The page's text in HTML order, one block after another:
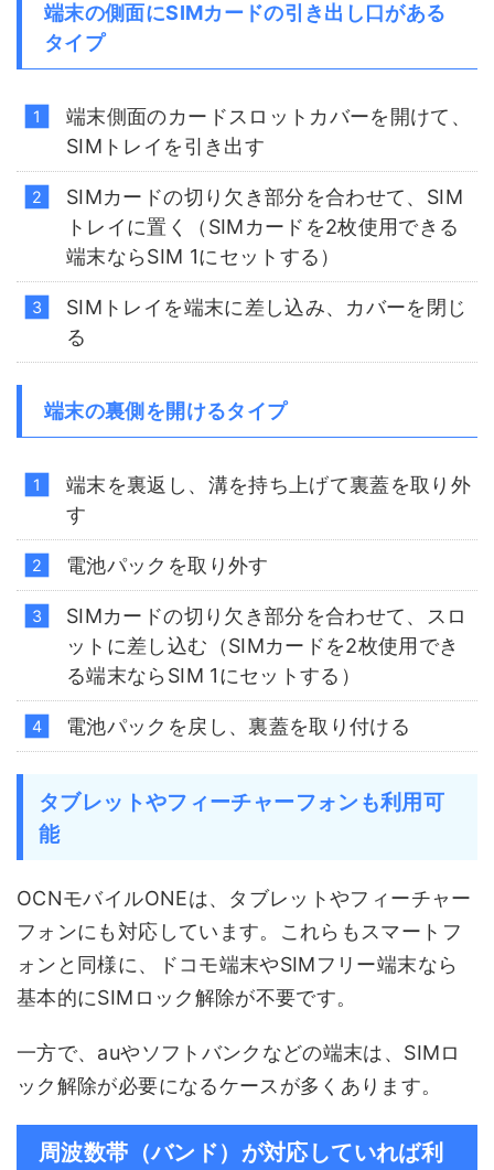
端末の側面にSIMカードの引き出し口がある
タイプ
端末側面のカードスロットカバーを開けて、
SIMトレイを引き出す
SIMカードの切り欠き部分を合わせて、SIM
トレイに置く（SIMカードを2枚使用できる
端末ならSIM 1にセットする）
SIMトレイを端末に差し込み、カバーを閉じ
る
端末の裏側を開けるタイプ
端末を裏返し、溝を持ち上げて裏蓋を取り外
す
電池パックを取り外す
SIMカードの切り欠き部分を合わせて、スロ
ットに差し込む（SIMカードを2枚使用でき
る端末ならSIM 1にセットする）
電池パックを戻し、裏蓋を取り付ける
タブレットやフィーチャーフォンも利用可
能
OCNモバイルONEは、タブレットやフィーチャー
フォンにも対応しています。これらもスマートフ
ォンと同様に、ドコモ端末やSIMフリー端末なら
基本的にSIMロック解除が不要です。
一方で、auやソフトバンクなどの端末は、SIMロ
ック解除が必要になるケースが多くあります。
周波数帯（バンド）が対応していれば利